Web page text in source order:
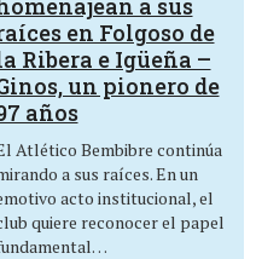
a sus
en Folgoso de
Ribera e Igüeña –
un pionero de
años
Atlético Bembibre continúa
a sus raíces. En un
acto institucional, el
quiere reconocer el papel